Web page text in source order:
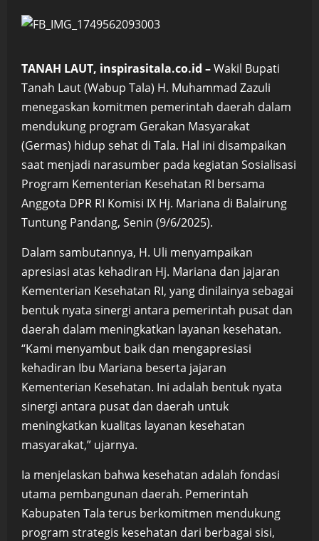
TANAH LAUT, inspirasitala.co.id –Wakil Bupati
Tanah Laut (Wabup Tala) H. Muhammad Zazuli
menegaskan komitmen pemerintah daerah dalam
mendukung program Gerakan Masyarakat
(Germas) hidup sehat di Tala. Hal ini disampaikan
saat menjadi narasumber pada kegiatan Sosialisasi
Program Kementerian Kesehatan RI bersama
Anggota DPR RI Komisi IX Hj. Mariana di Balairung
Tuntung Pandang, Senin (9/6/2025).
Dalam sambutannya, H. Uli menyampaikan
apresiasi atas kehadiran Hj. Mariana dan jajaran
Kementerian Kesehatan RI, yang dinilainya sebagai
bentuk nyata sinergi antara pemerintah pusat dan
daerah dalam meningkatkan layanan kesehatan.
“Kami menyambut baik dan mengapresiasi
kehadiran Ibu Mariana beserta jajaran
Kementerian Kesehatan. Ini adalah bentuk nyata
sinergi antara pusat dan daerah untuk
meningkatkan kualitas layanan kesehatan
masyarakat,” ujarnya.
Ia menjelaskan bahwa kesehatan adalah fondasi
utama pembangunan daerah. Pemerintah
Kabupaten Tala terus berkomitmen mendukung
program strategis kesehatan dari berbagai sisi,